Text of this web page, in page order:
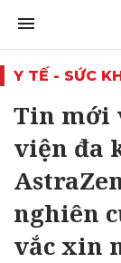
Y TẾ - SỨC
Tin mới
viện đa
nghiên
vắc xin